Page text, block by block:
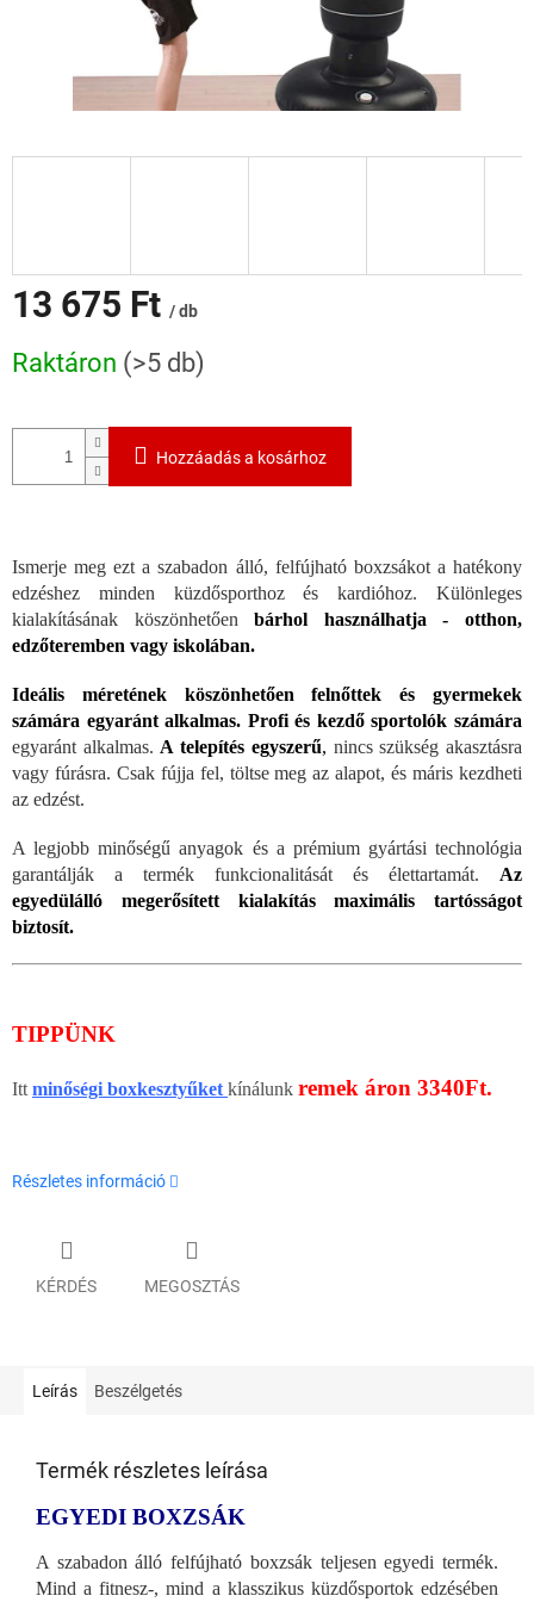
13 675 Ft / db
Raktáron (>5 db)
Hozzáadás a kosárhoz
Ismerje meg ezt a szabadon álló, felfújható boxzsákot a hatékony
edzéshez minden küzdősporthoz és kardióhoz. Különleges
kialakításának köszönhetőenbárhol használhatja - otthon,
edzőteremben vagy iskolában.
Ideális méretének köszönhetően felnőttek és gyermekek
számára egyaránt alkalmas. Profi és kezdő sportolók számára
egyaránt alkalmas. A telepítés egyszerű, nincs szükség akasztásra
vagy fúrásra. Csak fújja fel, töltse meg az alapot, és máris kezdheti
az edzést.
A legjobb minőségű anyagok és a prémium gyártási technológia
garantálják a termék funkcionalitását és élettartamát. Az
egyedülálló megerősített kialakítás maximális tartósságot
biztosít.
TIPPÜNK
Itt minőségi boxkesztyűket kínálunk remek áron 3340Ft.
Részletes információ
KÉRDÉS MEGOSZTÁS
Leírás Beszélgetés
Termék részletes leírása
EGYEDI BOXZSÁK
A szabadon álló felfújható boxzsák teljesen egyedi termék.
Mind a fitnesz-, mind a klasszikus küzdősportok edzésében